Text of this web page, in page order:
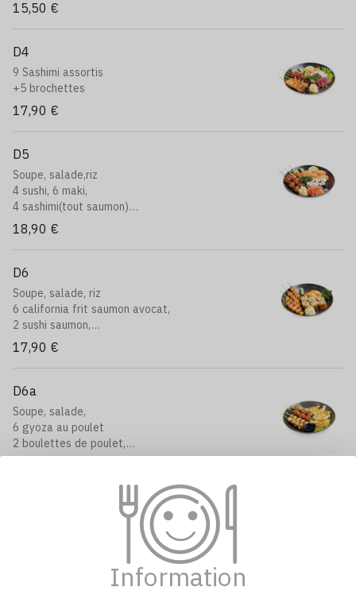
Information
15,50 €
D4
9 Sashimi assortis
+5 brochettes
17,90 €
D5
Soupe, salade,riz
4 sushi, 6 maki,
4 sashimi(tout saumon)
4 brocheettes: 2 boulettes de poulet, 2 boeuf au
fromage
18,90 €
D6
Soupe, salade, riz
6 california frit saumon avocat,
2 sushi saumon,
4 brochettes: boeuf au fromage
17,90 €
D6a
Soupe, salade,
6 gyoza au poulet
2 boulettes de poulet,
2 boeuf au fromage
6 california saumon avocat